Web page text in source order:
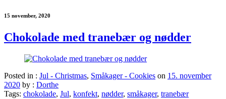
15 november, 2020
Chokolade med tranebær og nødder
Posted in : Jul - Christmas, Småkager - Cookies on 15. november
2020 by : Dorthe
Tags: chokolade, Jul, konfekt, nødder, småkager, tranebær